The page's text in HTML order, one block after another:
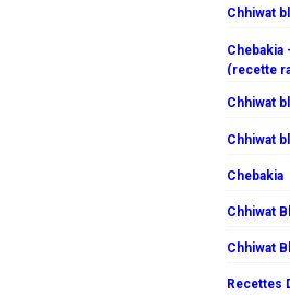
Chhiwat
Chebakia
(recette
Chhiwat
Chhiwat
Chebakia
Chhiwat
Chhiwat
Recettes